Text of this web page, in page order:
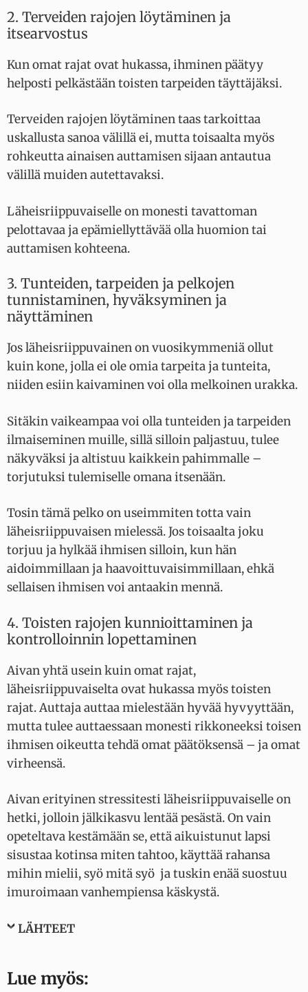
2. Terveiden rajojen löytäminen ja
itsearvostus
Kun omat rajat ovat hukassa, ihminen päätyy
helposti pelkästään toisten tarpeiden täyttäjäksi.
Terveiden rajojen löytäminen taas tarkoittaa
uskallusta sanoa välillä ei, mutta toisaalta myös
rohkeutta ainaisen auttamisen sijaan antautua
välillä muiden autettavaksi.
Läheisriippuvaiselle on monesti tavattoman
pelottavaa ja epämiellyttävää olla huomion tai
auttamisen kohteena.
3. Tunteiden, tarpeiden ja pelkojen
tunnistaminen, hyväksyminen ja
näyttäminen
Jos läheisriippuvainen on vuosikymmeniä ollut
kuin kone, jolla ei ole omia tarpeita ja tunteita,
niiden esiin kaivaminen voi olla melkoinen urakka.
Sitäkin vaikeampaa voi olla tunteiden ja tarpeiden
ilmaiseminen muille, sillä silloin paljastuu, tulee
näkyväksi ja altistuu kaikkein pahimmalle –
torjutuksi tulemiselle omana itsenään.
Tosin tämä pelko on useimmiten totta vain
läheisriippuvaisen mielessä. Jos toisaalta joku
torjuu ja hylkää ihmisen silloin, kun hän
aidoimmillaan ja haavoittuvaisimmillaan, ehkä
sellaisen ihmisen voi antaakin mennä.
4. Toisten rajojen kunnioittaminen ja
kontrolloinnin lopettaminen
Aivan yhtä usein kuin omat rajat,
läheisriippuvaiselta ovat hukassa myös toisten
rajat. Auttaja auttaa mielestään hyvää hyvyyttään,
mutta tulee auttaessaan monesti rikkoneeksi toisen
ihmisen oikeutta tehdä omat päätöksensä – ja omat
virheensä.
Aivan erityinen stressitesti läheisriippuvaiselle on
hetki, jolloin jälkikasvu lentää pesästä. On vain
opeteltava kestämään se, että aikuistunut lapsi
sisustaa kotinsa miten tahtoo, käyttää rahansa
mihin mielii, syö mitä syö ja tuskin enää suostuu
imuroimaan vanhempiensa käskystä.
LÄHTEET
Lue myös: